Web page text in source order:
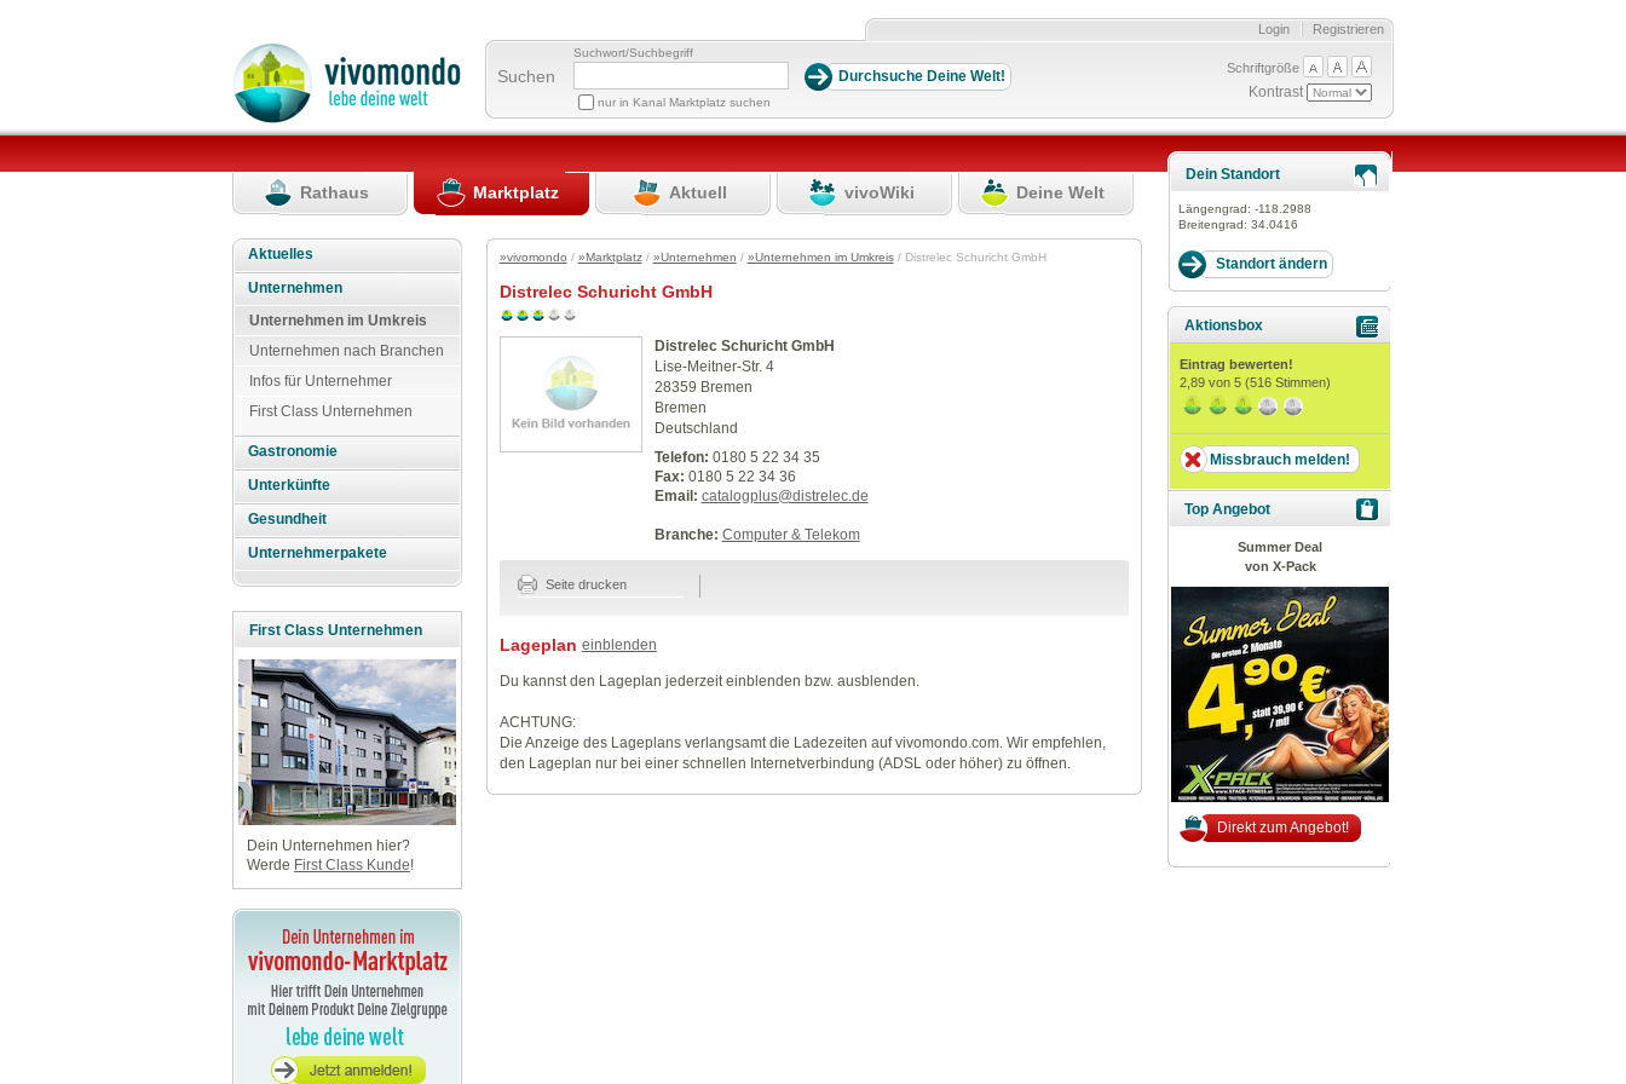
Registrieren
Login
Suchen
Suchwort/Suchbegriff
nur in Kanal Marktplatz suchen
Schriftgröße
Kontrast
Rathaus Marktplatz Aktuell vivoWiki Deine Welt
Aktuelles
Unternehmen
Unternehmen im Umkreis
Unternehmen nach Branchen
Infos für Unternehmer
First Class Unternehmen
Gastronomie
Unterkünfte
Gesundheit
Unternehmerpakete
First Class Unternehmen
Dein Unternehmen hier?
Werde First Class Kunde!
»vivomondo / »Marktplatz/ »Unternehmen / »Unternehmen im Umkreis/ Distrelec Schuricht GmbH
Distrelec Schuricht GmbH
Distrelec Schuricht GmbH
Lise-Meitner-Str. 4
28359 Bremen
Bremen
Deutschland
Telefon: 0180 5 22 34 35
Fax: 0180 5 22 34 36
Email: catalogplus@distrelec.de
Branche: Computer & Telekom
Seite drucken
Lageplan einblenden
Du kannst den Lageplan jederzeit einblenden bzw. ausblenden.
ACHTUNG:
Die Anzeige des Lageplans verlangsamt die Ladezeiten auf vivomondo.com. Wir empfehlen,
den Lageplan nur bei einer schnellen Internetverbindung (ADSL oder höher) zu öffnen.
Dein Standort
Längengrad: -118.2988
Breitengrad: 34.0416
Aktionsbox
Eintrag bewerten!
2,89 von 5 (516 Stimmen)
Missbrauch melden!
Top Angebot
Summer Deal
von X-Pack
Direkt zum Angebot!